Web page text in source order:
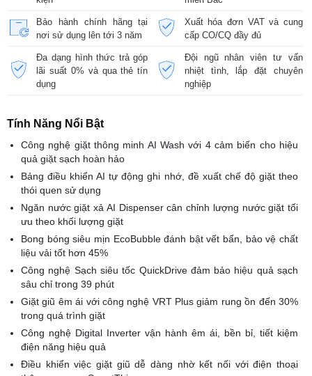
Bảo hành chính hãng tại
nơi sử dụng lên tới 3 năm
Xuất hóa đơn VAT và cung
cấp CO/CQ đầy đủ
Đa dạng hình thức trả góp
lãi suất 0% và qua thẻ tín
dụng
Đội ngũ nhân viên tư vấn
nhiệt tình, lắp đặt chuyên
nghiệp
Tính Năng Nổi Bật
Công nghệ giặt thông minh AI Wash với 4 cảm biến cho hiệu
quả giặt sạch hoàn hảo
Bảng điều khiển AI tự động ghi nhớ, đề xuất chế độ giặt theo
thói quen sử dụng
Ngăn nước giặt xả AI Dispenser cân chỉnh lượng nước giặt tối
ưu theo khối lượng giặt
Bong bóng siêu mịn EcoBubble đánh bật vết bẩn, bảo vệ chất
liệu vải tốt hơn 45%
Công nghệ Sạch siêu tốc QuickDrive đảm bảo hiệu quả sạch
sâu chỉ trong 39 phút
Giặt giũ êm ái với công nghệ VRT Plus giảm rung ồn đến 30%
trong quá trình giặt
Công nghệ Digital Inverter vận hành êm ái, bền bỉ, tiết kiệm
điện năng hiệu quả
Điều khiển việc giặt giũ dễ dàng nhờ kết nối với điện thoại